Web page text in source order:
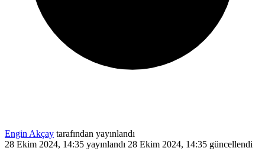
Engin Akçay tarafından yayınlandı
28 Ekim 2024, 14:35 yayınlandı 28 Ekim 2024, 14:35 güncellendi